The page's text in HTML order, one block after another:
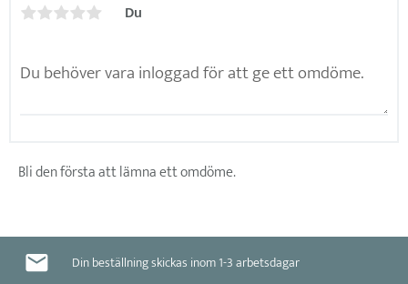
Du
Bli den första att lämna ett omdöme.
Din beställning skickas inom 1-3 arbetsdagar